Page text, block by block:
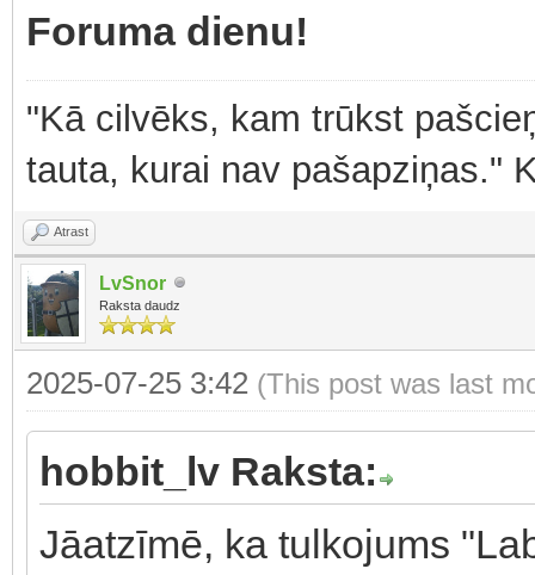
Foruma dienu!
"Kā cilvēks, kam trūkst
tauta, kurai nav pašapziņas."
Atrast
LvSnor
Raksta daudz
2025-07-25 3:42 (This post was last
hobbit_lv Raksta:
Jāatzīmē, ka tulkojums